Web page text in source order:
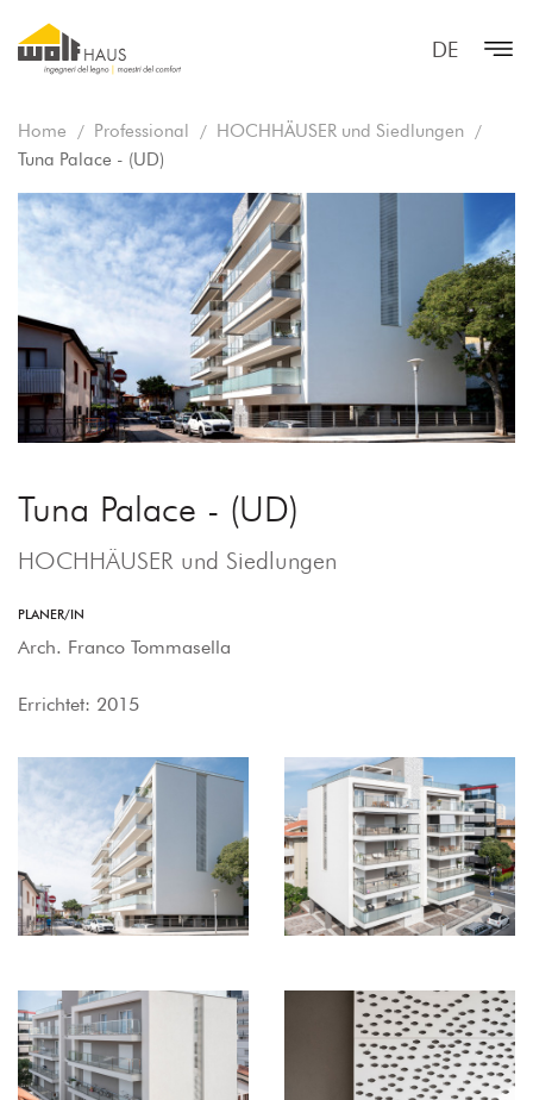
DE
Home Professional
HOCHHÄUSER und Siedlungen
Tuna Palace - (UD)
Tuna Palace - (UD)
HOCHHÄUSER und Siedlungen
PLANER/IN
Arch. Franco Tommasella
Errichtet: 2015